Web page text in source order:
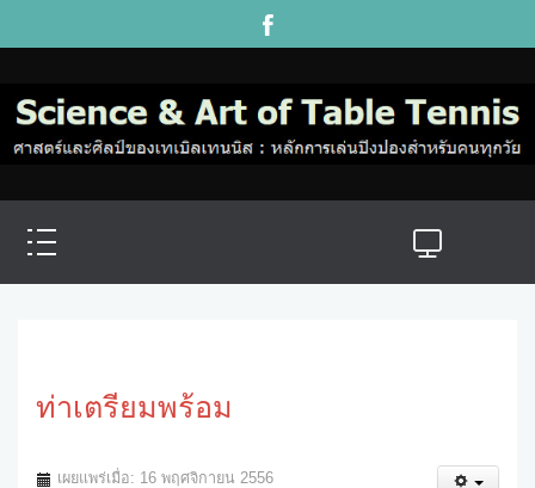
ท่าเตรียมพร้อม
เผยแพร่เมื่อ: 16 พฤศจิกายน 2556